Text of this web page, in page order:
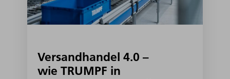
Versandhandel 4.0 –
wie TRUMPF in